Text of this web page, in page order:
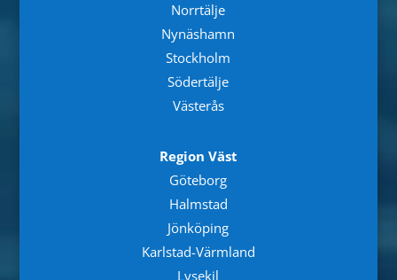
Norrtälje
Nynäshamn
Stockholm
Södertälje
Västerås
Region Väst
Göteborg
Halmstad
Jönköping
Karlstad-Värmland
Lysekil